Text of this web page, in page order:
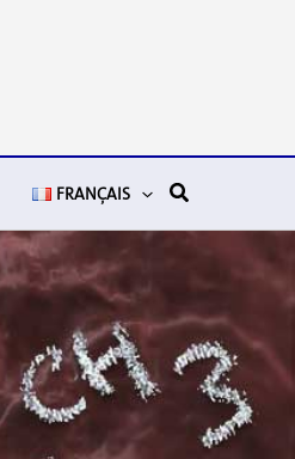
FRANÇAIS Rechercher